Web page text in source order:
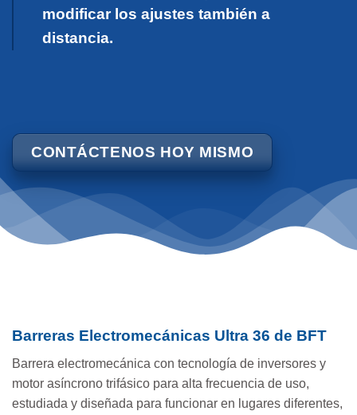
modificar los ajustes también a
distancia.
CONTÁCTENOS HOY MISMO
Barreras Electromecánicas Ultra 36 de BFT
Barrera electromecánica con tecnología de inversores y
motor asíncrono trifásico para alta frecuencia de uso,
estudiada y diseñada para funcionar en lugares diferentes,